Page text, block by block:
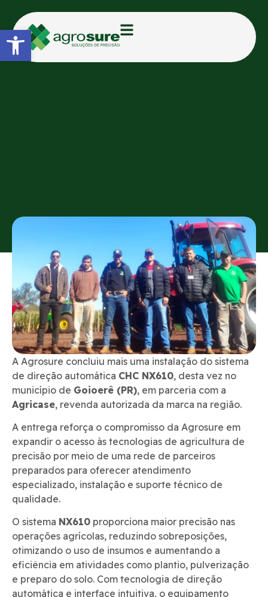
A Agrosure concluiu mais uma instalação do sistema
de direção automática CHC NX610, desta vez no
município de Goioerê (PR), em parceria com a
Agricase, revenda autorizada da marca na região.
A entrega reforça o compromisso da Agrosure em
expandir o acesso às tecnologias de agricultura de
precisão por meio de uma rede de parceiros
preparados para oferecer atendimento
especializado, instalação e suporte técnico de
qualidade.
O sistema NX610 proporciona maior precisão nas
operações agrícolas, reduzindo sobreposições,
otimizando o uso de insumos e aumentando a
eficiência em atividades como plantio, pulverização
e preparo do solo. Com tecnologia de direção
automática e interface intuitiva, o equipamento
Abrir a barra de ferramentas